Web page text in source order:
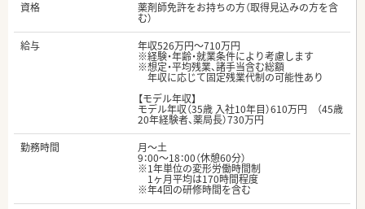
資格
薬剤師免許をお持ちの方（取得見込みの方を含
む）
給与
年収526万円～710万円
※経験・年齢・就業条件により考慮します
※想定・平均残業、諸手当含む総額
年収に応じて固定残業代制の可能性あり
【モデル年収】
モデル年収（35歳 入社10年目）610万円 （45歳
20年経験者、薬局長）730万円
勤務時間
月～土
9：00～18：00（休憩60分）
※1年単位の変形労働時間制
1ヶ月平均は170時間程度
※年4回の研修時間を含む